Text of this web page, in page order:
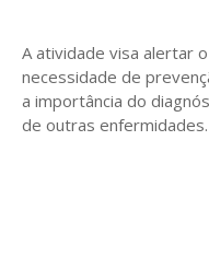
A atividade visa alertar
necessidade de
a importância do
de outras enfermidades.